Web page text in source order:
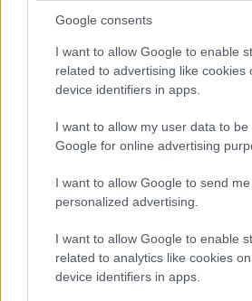
Google consents
I want to allow Google to enable
related to advertising like cookies
device identifiers in apps.
I want to allow my user data to be
Google for online advertising
I want to allow Google to send me
personalized advertising.
I want to allow Google to enable
related to analytics like cookies
device identifiers in apps.
Match 4
17:30 Angol másodosztály,
18:00 Ligue 1, összefoglaló
23:00 Week-end, Premier
Itt állíthatod be, hogy a
között legyen a Google-
Tetszett a cikk?